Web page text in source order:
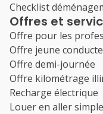
Checklist
Offres et
Offre pour les
Offre jeune
Offre demi-journée
Offre kilométrage
Recharge électrique
Louer en aller simple